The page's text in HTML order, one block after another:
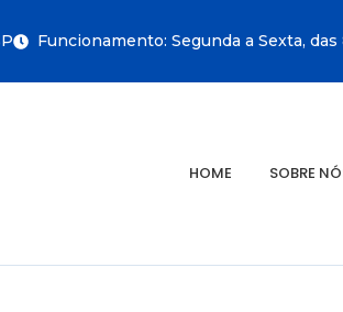
Funcionamento: Segunda a Sexta, das
HOME SOBRE